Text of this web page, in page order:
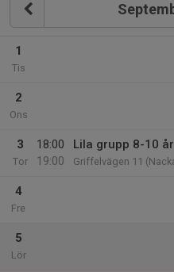
1
Tis
2
Ons
3
Tor
18:00
19:00
Lila grupp 8-10 år
Griffelvägen 11
4
Fre
5
Lör